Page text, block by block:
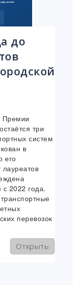
до
Премии
три
систем
в
его
лауреатов
2022 года.
перевозок
Открыть